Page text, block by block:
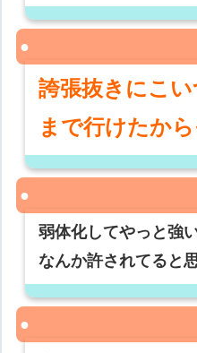
誇張抜きにこ
まで行けたか
弱体化してやっと強
なんか許されてると